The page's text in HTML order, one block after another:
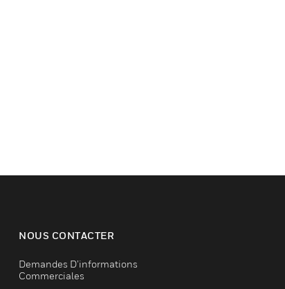
NOUS CONTACTER
Demandes D’informations
Commerciales